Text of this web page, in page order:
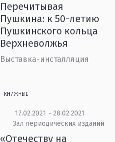
Перечитывая
Пушкина: к 50-летию
Пушкинского кольца
Верхневолжья
Выставка-инсталляция
КНИЖНЫЕ
17.02.2021 - 28.02.2021
Зал периодических изданий
«Отечеству на